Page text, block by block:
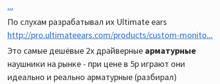
...
По слухам разрабатывал их Ultimate ears
http://pro.ultimateears.com/products/custom-monito...
Это самые дешёвые 2х драйверные арматурные
наушники на рынке - при цене в 5р играют они
идеально и реально арматурные (разбирал)